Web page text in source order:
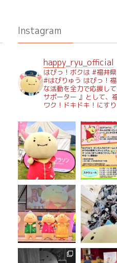
Instagram
happy_ryu_official
はぴっ！ボクは #福井
#はぴりゅう はぴっ！
な活動を全力で応援し
サポーター 』として、
ワク！ドキドキ！にす